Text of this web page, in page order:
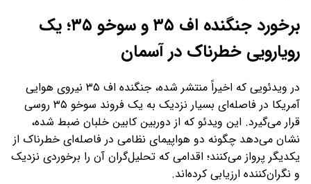
برخورد جنگنده اف ۳۵ و سوخو ۳۵؛ یک
رویارویی خطرناک در آسمان
در ویدئویی که اخیراً منتشر شده، جنگنده اف ۳۵ نیروی هوایی
آمریکا در فاصله‌ای بسیار نزدیک به یک فروند سوخو ۳۵ روسی
قرار می‌گیرد. این ویدئو که از دوربین کابین خلبان ضبط شده،
نشان می‌دهد چگونه دو هواپیمای نظامی در فاصله‌ای خطرناک از
یکدیگر پرواز می‌کنند؛ اقدامی که تحلیل‌گران آن را برخوردی نزدیک
و نگران‌کننده ارزیابی کرده‌اند.